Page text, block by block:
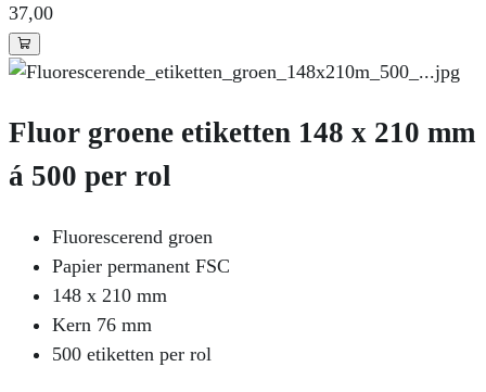
37,00
Fluor groene etiketten 148 x 210 mm
á 500 per rol
Fluorescerend groen
Papier permanent FSC
148 x 210 mm
Kern 76 mm
500 etiketten per rol